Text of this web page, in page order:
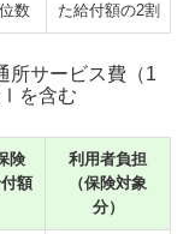
数
た給付額の2割
サービス費（1
Ⅰを含む
険
額
利用者負担
（保険対象
分）